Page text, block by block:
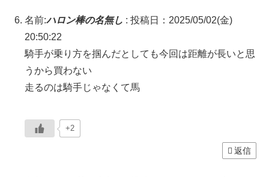
名前:ハロン棒の名無し : 投稿日：2025/05/02(金)
20:50:22
騎手が乗り方を掴んだとしても今回は距離が長いと思
うから買わない
走るのは騎手じゃなくて馬
+2
返信